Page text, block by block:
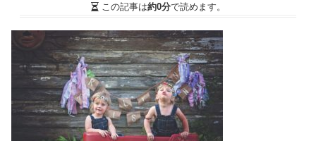
この記事は約0分で読めます。